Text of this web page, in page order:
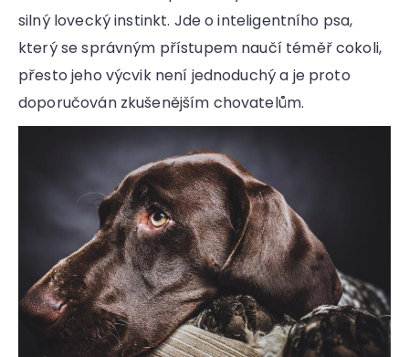
silný lovecký instinkt. Jde o inteligentního psa,
který se správným přístupem naučí téměř cokoli,
přesto jeho výcvik není jednoduchý a je proto
doporučován zkušenějším chovatelům.